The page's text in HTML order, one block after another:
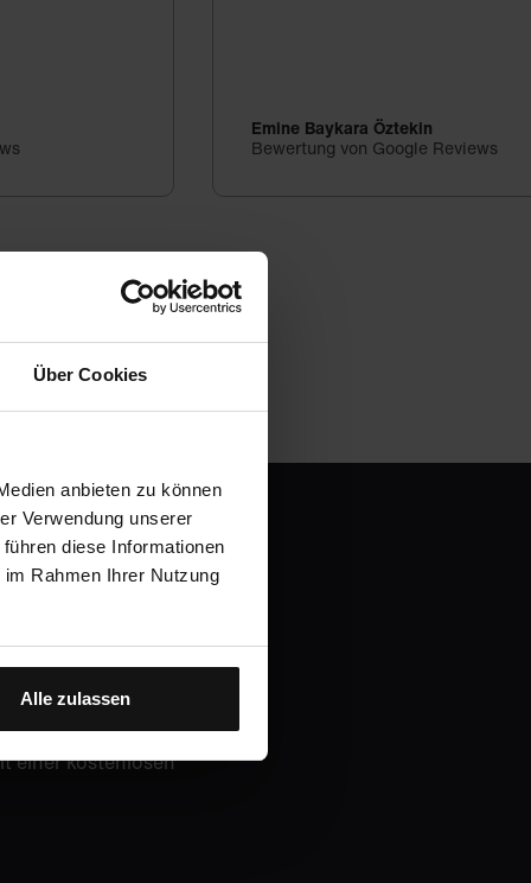
Über Cookies
anbieten zu können
Verwendung unserer
diese Informationen
Rahmen Ihrer Nutzung
Alle zulassen
Emine Baykara Öztekin
Bewertung von Google Reviews
und
einer kostenlosen